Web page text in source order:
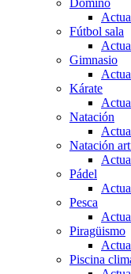
Dominó
Fútbol sala
Gimnasio
Kárate
Natación
Natación
Pádel
Pesca
Piragüismo
Piscina